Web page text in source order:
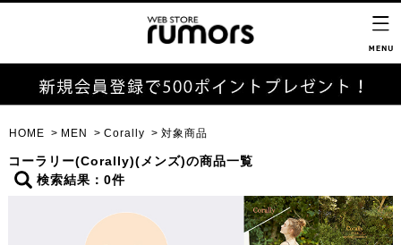
HOME MEN Corally 対象商品
コーラリー(Corally)(メンズ)の商品一覧
検索結果：0件